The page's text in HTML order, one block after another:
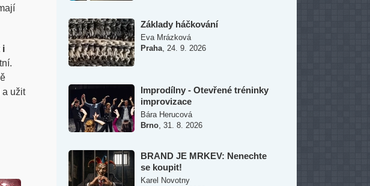
i
a užit
Základy háčkování
Eva Mrázková
Praha 24. 9. 2026
Improdílny - Otevřené tréninky
improvizace
Bára Herucová
Brno 31. 8. 2026
BRAND JE MRKEV: Nenechte
se koupit!
Karel Novotny